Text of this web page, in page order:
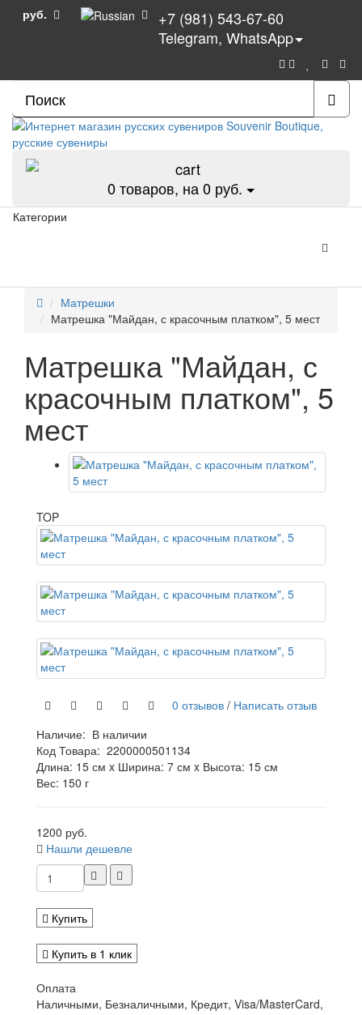
руб.
+7 (981) 543-67-60
Telegram, WhatsApp
0товаров, на 0 руб.
Категории
Матрешки
Матрешка "Майдан, с красочным платком", 5 мест
Матрешка "Майдан, с
красочным платком", 5
мест
TOP
0 отзывов / Написать отзыв
Наличие: В наличии
Код Товара: 2200000501134
Длина: 15 см x Ширина: 7 см x Высота: 15 см
Вес: 150 г
1200 руб.
Нашли дешевле
Купить
Купить в 1 клик
Оплата
Наличными, Безналичными, Кредит, Visa/MasterCard,